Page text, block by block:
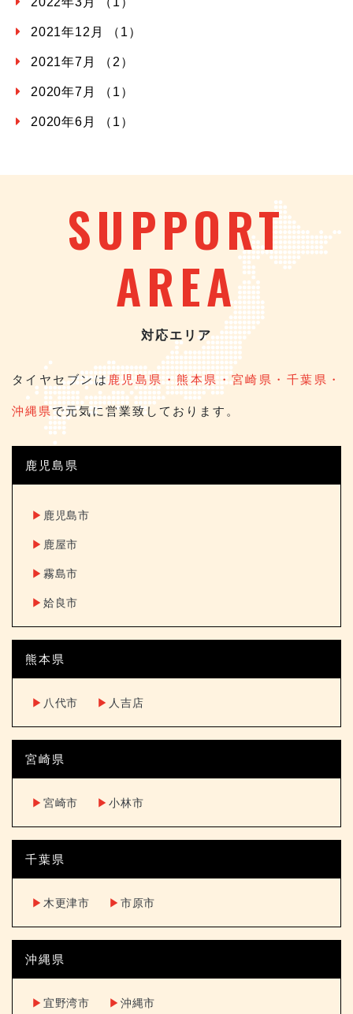
2021年12月 （1）
2021年7月 （2）
2020年7月 （1）
2020年6月 （1）
SUPPORT
AREA
対応エリア
タイヤセブンは鹿児島県・熊本県・宮崎県・千葉県・
沖縄県で元気に営業致しております。
鹿児島県
▶︎ 鹿児島市
▶︎ 鹿屋市
▶︎ 霧島市
▶︎ 姶良市
熊本県
▶︎ 八代市 ▶︎ 人吉店
宮崎県
▶︎ 宮崎市 ▶︎小林市
千葉県
▶︎ 木更津市 ▶︎ 市原市
沖縄県
▶︎ 宜野湾市 ▶︎ 沖縄市